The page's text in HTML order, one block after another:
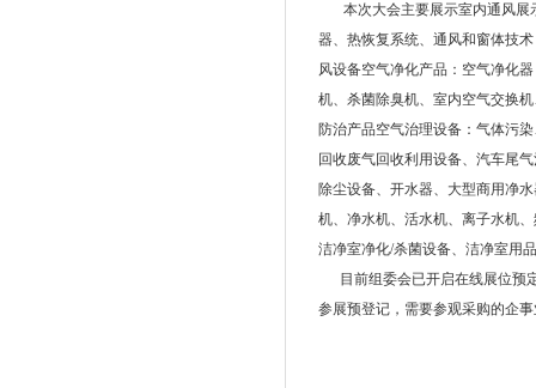
本次大会主要展示室内通风展
器、热恢复系统、通风和窗体技
风设备空气净化产品：空气净化
机、杀菌除臭机、室内空气交换
防治产品空气治理设备：气体污
回收废气回收利用设备、汽车尾
除尘设备、开水器、大型商用净
机、净水机、活水机、离子水机
洁净室净化/杀菌设备、洁净室用
目前组委会已开启在线展位预
参展预登记，需要参观采购的企事